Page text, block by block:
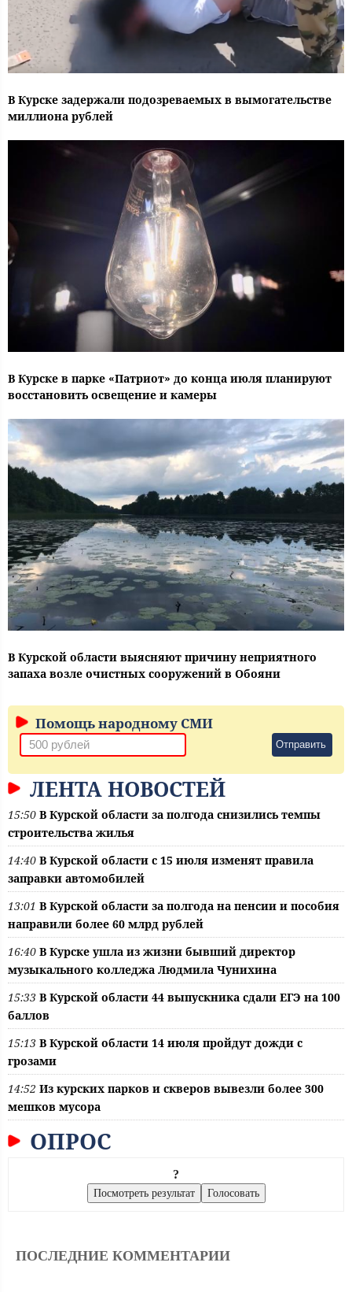
В Курске задержали подозреваемых в вымогательстве
миллиона рублей
В Курске в парке «Патриот» до конца июля планируют
восстановить освещение и камеры
В Курской области выясняют причину неприятного
запаха возле очистных сооружений в Обояни
Помощь народному СМИ
Отправить
ЛЕНТА НОВОСТЕЙ
15:50 В Курской области за полгода снизились темпы
строительства жилья
14:40 В Курской области с 15 июля изменят правила
заправки автомобилей
13:01 В Курской области за полгода на пенсии и пособия
направили более 60 млрд рублей
16:40 В Курске ушла из жизни бывший директор
музыкального колледжа Людмила Чунихина
15:33 В Курской области 44 выпускника сдали ЕГЭ на 100
баллов
15:13 В Курской области 14 июля пройдут дожди с
грозами
14:52 Из курских парков и скверов вывезли более 300
мешков мусора
ОПРОС
?
ПОСЛЕДНИЕ КОММЕНТАРИИ